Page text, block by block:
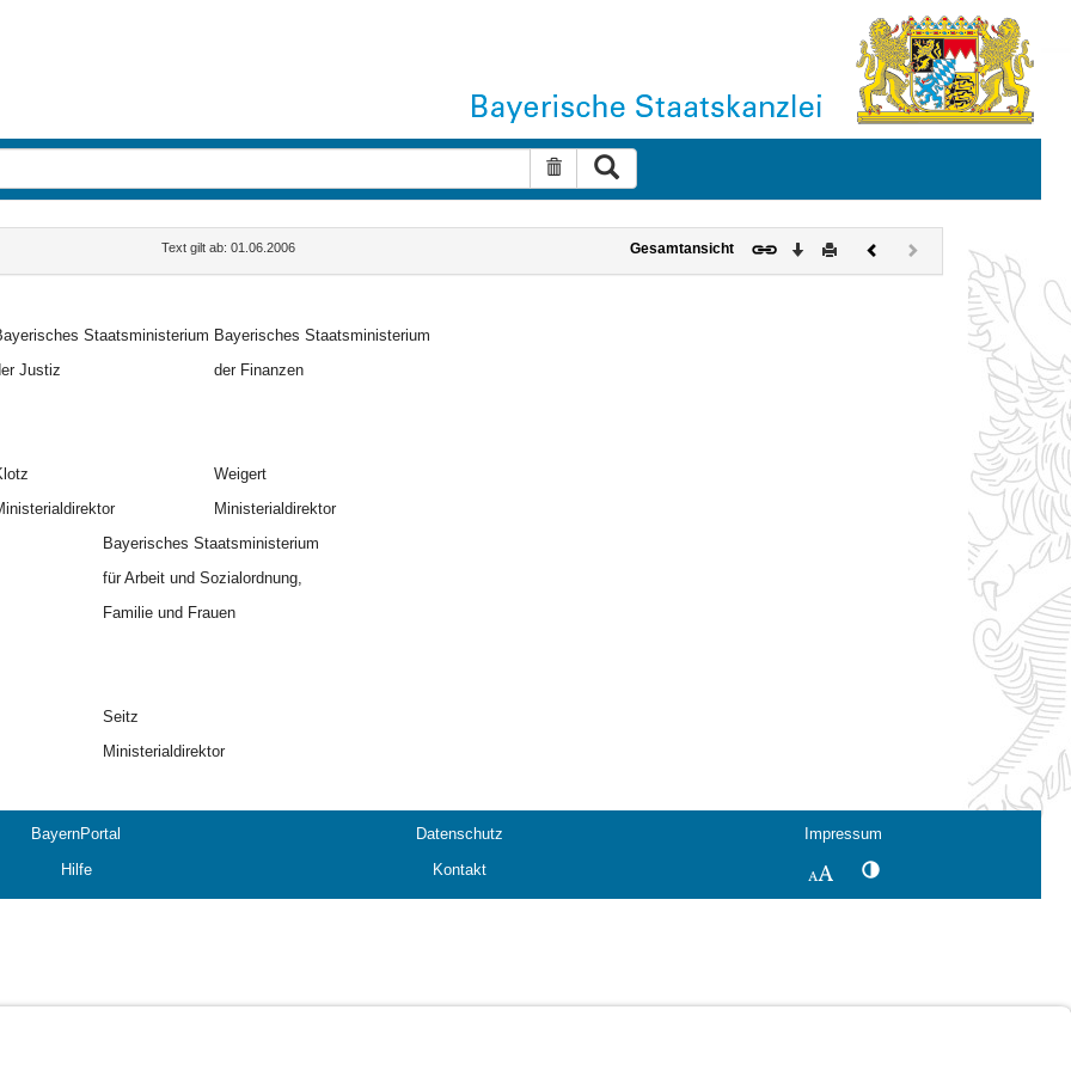
Suche zurücksetzen
Text gilt ab: 01.06.2006 Gesamtansicht Download
DruckenVorherigesNächstes
Dokument
(inaktiv)
Staatsministerium
Justiz
Bayerisches Staatsministerium
der Finanzen
Weigert
Ministerialdirektor
Bayerisches Staatsministerium
für Arbeit und Sozialordnung,
Familie und Frauen
Seitz
Ministerialdirektor
BayernPortal Datenschutz
Impressum
Hilfe Kontakt SchriftgrößeKontrastwechsel